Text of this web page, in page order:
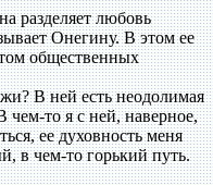
разделяет любовь
Онегину. В этом ее
общественных
В ней есть неодолимая
чем-то я с ней, наверное,
ее духовность меня
в чем-то горький путь.